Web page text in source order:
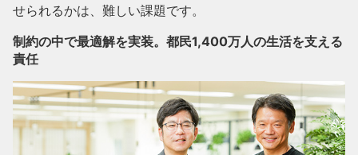
せられるかは、難しい課題です。
制約の中で最適解を実装。都民1,400万人の生活を支える
責任